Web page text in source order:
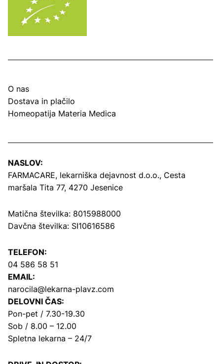
O nas
Dostava in plačilo
Homeopatija Materia Medica
NASLOV:
FARMACARE, lekarniška dejavnost d.o.o., Cesta
maršala Tita 77, 4270 Jesenice
Matična številka: 8015988000
Davčna številka: SI10616586
TELEFON:
04 586 58 51
EMAIL:
narocila@lekarna-plavz.com
DELOVNI ČAS:
Pon-pet / 7.30-19.30
Sob / 8.00 – 12.00
Spletna lekarna – 24/7